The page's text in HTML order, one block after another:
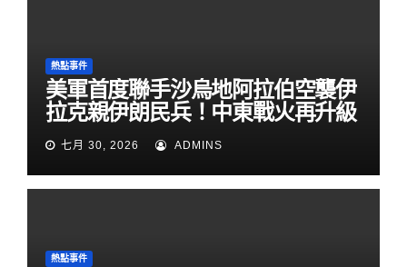
熱點事件
美軍首度聯手沙烏地阿拉伯空襲伊
拉克親伊朗民兵！中東戰火再升級
七月 30, 2026 ADMINS
熱點事件